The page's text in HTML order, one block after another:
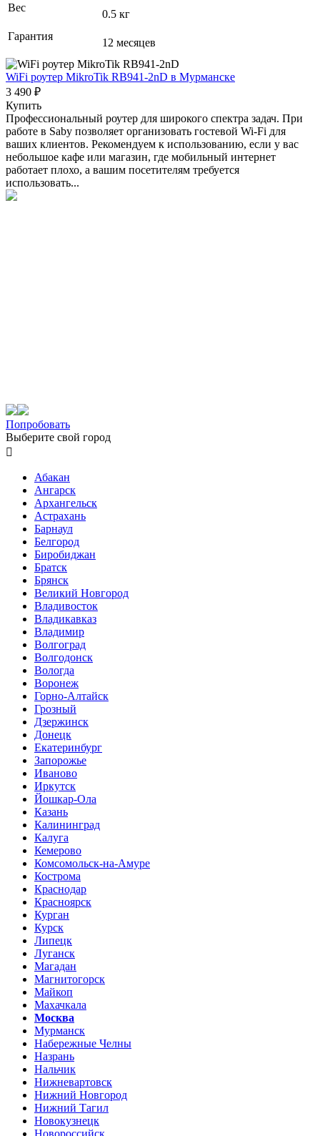
Вес
0.5 кг
Гарантия
12 месяцев
WiFi роутер MikroTik RB941-2nD в Мурманске
3 490 ₽
Купить
Профессиональный роутер для широкого спектра задач. При
работе в Saby позволяет организовать гостевой Wi-Fi для
ваших клиентов. Рекомендуем к использованию, если у вас
небольшое кафе или магазин, где мобильный интернет
работает плохо, а вашим посетителям требуется
использовать...
Попробовать
Выберите свой город

Абакан
Ангарск
Архангельск
Астрахань
Барнаул
Белгород
Биробиджан
Братск
Брянск
Великий Новгород
Владивосток
Владикавказ
Владимир
Волгоград
Волгодонск
Вологда
Воронеж
Горно-Алтайск
Грозный
Дзержинск
Донецк
Екатеринбург
Запорожье
Иваново
Иркутск
Йошкар-Ола
Казань
Калининград
Калуга
Кемерово
Комсомольск-на-Амуре
Кострома
Краснодар
Красноярск
Курган
Курск
Липецк
Луганск
Магадан
Магнитогорск
Майкоп
Махачкала
Москва
Мурманск
Набережные Челны
Назрань
Нальчик
Нижневартовск
Нижний Новгород
Нижний Тагил
Новокузнецк
Новороссийск